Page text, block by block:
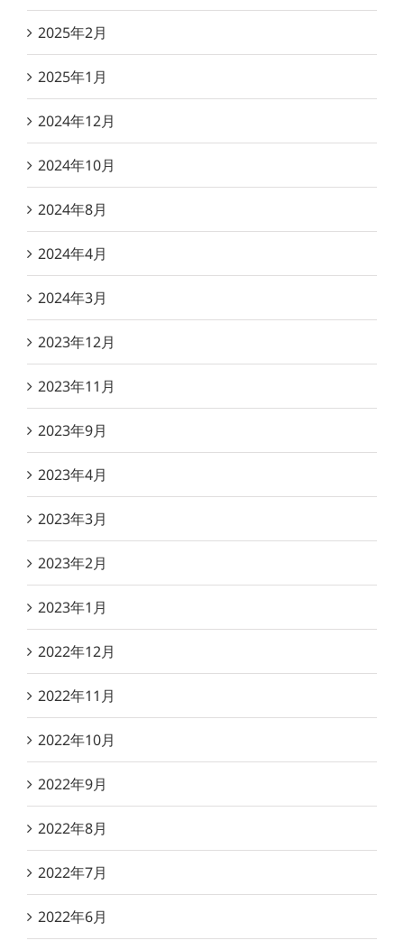
2025年2月
2025年1月
2024年12月
2024年10月
2024年8月
2024年4月
2024年3月
2023年12月
2023年11月
2023年9月
2023年4月
2023年3月
2023年2月
2023年1月
2022年12月
2022年11月
2022年10月
2022年9月
2022年8月
2022年7月
2022年6月